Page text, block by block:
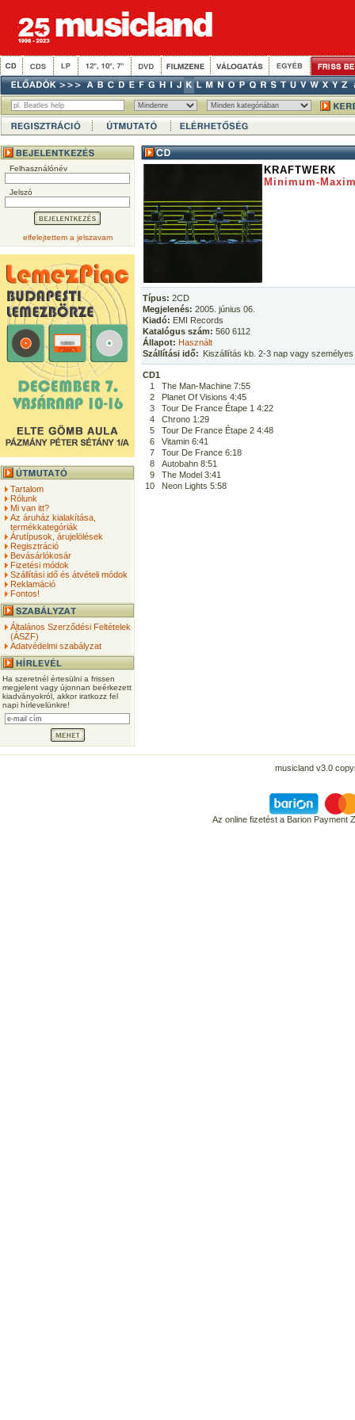
Felhasználónév
Jelszó
elfelejtettem a jelszavam
Tartalom
Rólunk
Mi van itt?
Az áruház kialakítása,
termékkategóriák
Árutípusok, árujelölések
Regisztráció
Bevásárlókosár
Fizetési módok
Szállítási idő és átvételi módok
Reklamáció
Fontos!
Általános Szerződési Feltételek
(ÁSZF)
Adatvédelmi szabályzat
Ha szeretnél értesülni a frissen
megjelent vagy újonnan beérkezett
kiadványokról, akkor iratkozz fel
napi hírlevelünkre!
KRAFTWERK
Minimum-
Típus: 2CD
Megjelenés: 2005. június 06.
Kiadó: EMI Records
Katalógus szám: 560 6112
Állapot: Használt
Szállítási idő: Kiszállítás kb. 2-3 nap vagy
CD1
1
The Man-Machine 7:55
2
Planet Of Visions 4:45
3
Tour De France Étape 1 4:22
4
Chrono 1:29
5
Tour De France Étape 2 4:48
6
Vitamin 6:41
7
Tour De France 6:18
8
Autobahn 8:51
9
The Model 3:41
10
Neon Lights 5:58
musicland v3.0
Az online fizetést a Barion Payment